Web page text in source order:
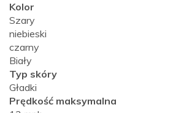
Kolor
Szary
niebieski
czarny
Biały
Typ skóry
Gładki
Prędkość maksymalna